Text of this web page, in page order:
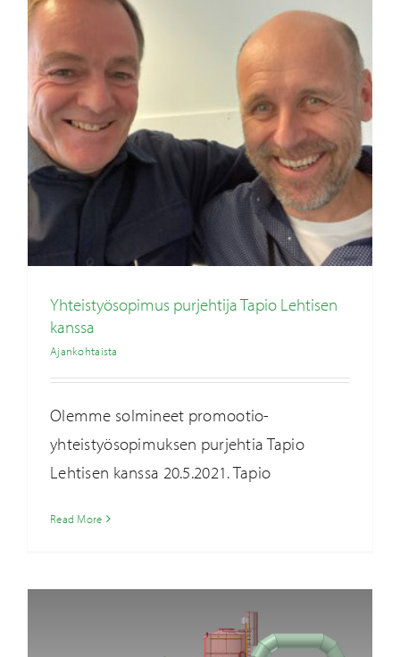
Yhteistyösopimus purjehtija Tapio Lehtisen
kanssa
Ajankohtaista
Olemme solmineet promootio-
yhteistyösopimuksen purjehtia Tapio
Lehtisen kanssa 20.5.2021. Tapio
Read More
Caligo Industria Oy toimittaa teknologian